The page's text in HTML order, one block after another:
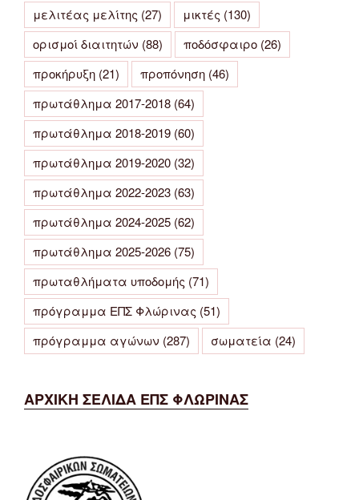
μελιτέας μελίτης (27) μικτές (130)
ορισμοί διαιτητών (88) ποδόσφαιρο (26)
προκήρυξη (21) προπόνηση (46)
πρωτάθλημα 2017-2018 (64)
πρωτάθλημα 2018-2019 (60)
πρωτάθλημα 2019-2020 (32)
πρωτάθλημα 2022-2023 (63)
πρωτάθλημα 2024-2025 (62)
πρωτάθλημα 2025-2026 (75)
πρωταθλήματα υποδομής (71)
πρόγραμμα ΕΠΣ Φλώρινας (51)
πρόγραμμα αγώνων (287) σωματεία (24)
ΑΡΧΙΚΗ ΣΕΛΙΔΑ ΕΠΣ ΦΛΩΡΙΝΑΣ